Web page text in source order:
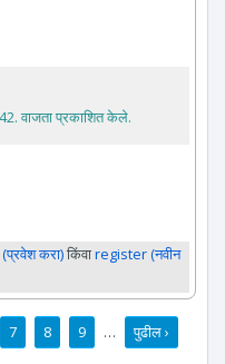
. वाजता प्रकाशित केले.
करा)किंवाregister (नवीन
7 8 9 … पुढील ›